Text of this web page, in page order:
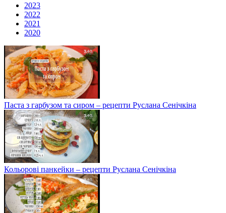
2023
2022
2021
2020
Паста з гарбузом та сиром – рецепти Руслана Сенічкіна
Кольорові панкейки – рецепти Руслана Сенічкіна